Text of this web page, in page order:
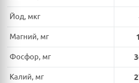
Йод, мкг
Магний, мг
Фосфор, мг
Калий, мг